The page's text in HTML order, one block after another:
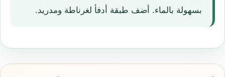
بسهولة بالماء. أضف طبقة أدفأ لغرناطة ومدريد.